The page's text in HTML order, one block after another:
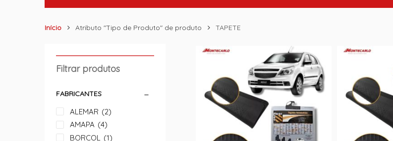
Início Atributo "Tipo de Produto" de produto TAPETE
Filtrar produtos
FABRICANTES
ALEMAR (2)
AMAPA (4)
BORCOL
(1)